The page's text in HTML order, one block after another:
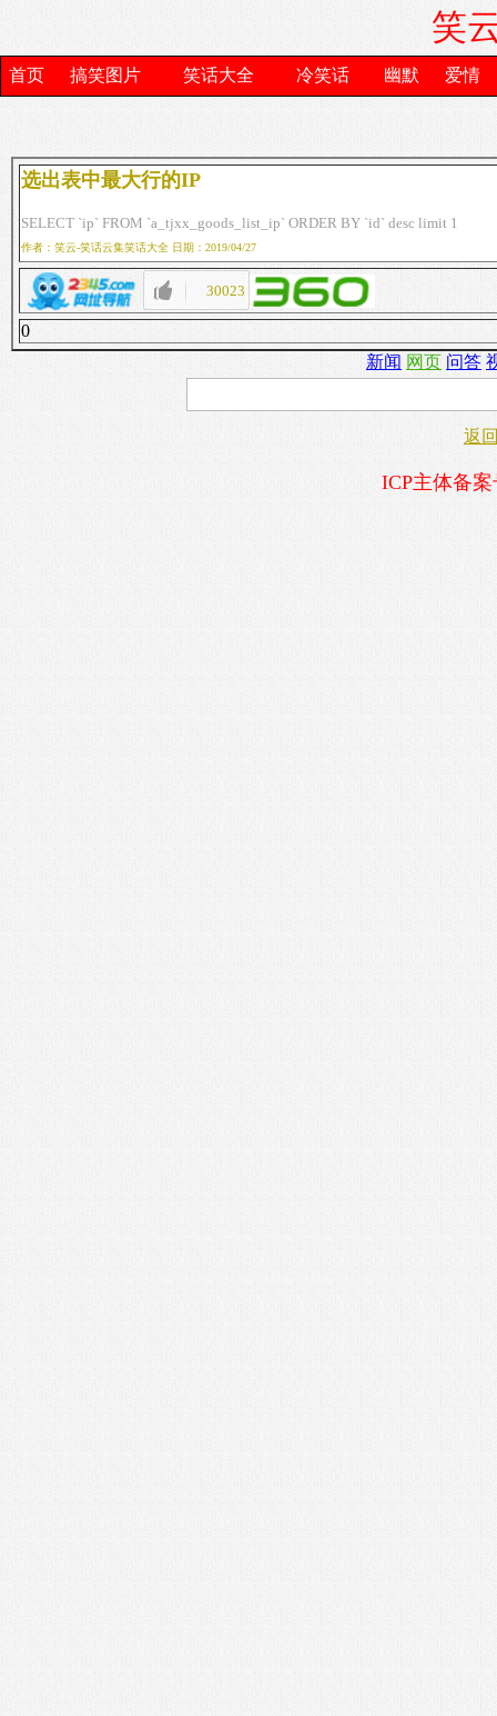
笑
首页 搞笑图片 笑话大全 冷笑话 幽默 爱情
选出表中最大行的IP
SELECT `ip` FROM `a_tjxx_goods_list_ip` ORDER BY `id` desc limit 1
作者：笑云-笑话云集笑话大全 日期：2019/04/27
30023
0
新闻 网页 问答
返
ICP主体备案